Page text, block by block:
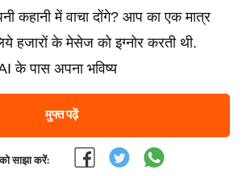
कहानी में वाचा दोंगे? आप का एक मात्र
हजारों के मेसेज को इग्नोर करती थी.
अपना भविष्य
मुफ्त पढ़ें
साझा करें: